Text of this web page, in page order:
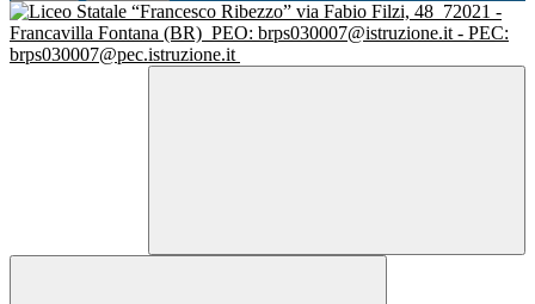
via Fabio Filzi, 48 72021 -
Francavilla Fontana (BR) PEO: brps030007@istruzione.it - PEC:
brps030007@pec.istruzione.it